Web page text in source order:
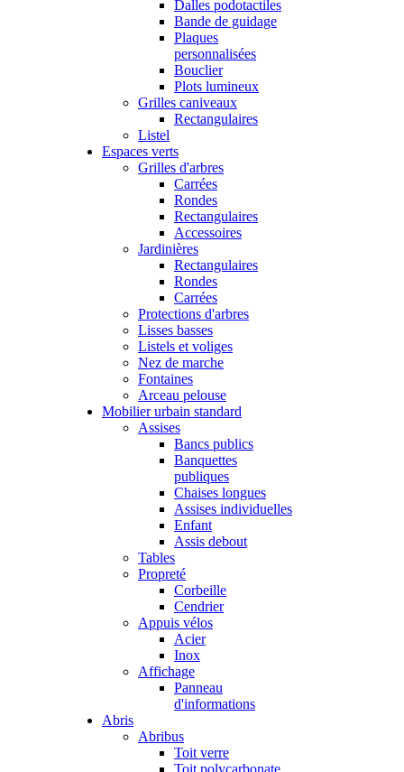
Dalles podotactiles
Bande de guidage
Plaques
personnalisées
Bouclier
Plots lumineux
Grilles caniveaux
Rectangulaires
Listel
Espaces verts
Grilles d'arbres
Carrées
Rondes
Rectangulaires
Accessoires
Jardinières
Rectangulaires
Rondes
Carrées
Protections d'arbres
Lisses basses
Listels et voliges
Nez de marche
Fontaines
Arceau pelouse
Mobilier urbain standard
Assises
Bancs publics
Banquettes
publiques
Chaises longues
Assises individuelles
Enfant
Assis debout
Tables
Propreté
Corbeille
Cendrier
Appuis vélos
Acier
Inox
Affichage
Panneau
d'informations
Abris
Abribus
Toit verre
Toit polycarbonate